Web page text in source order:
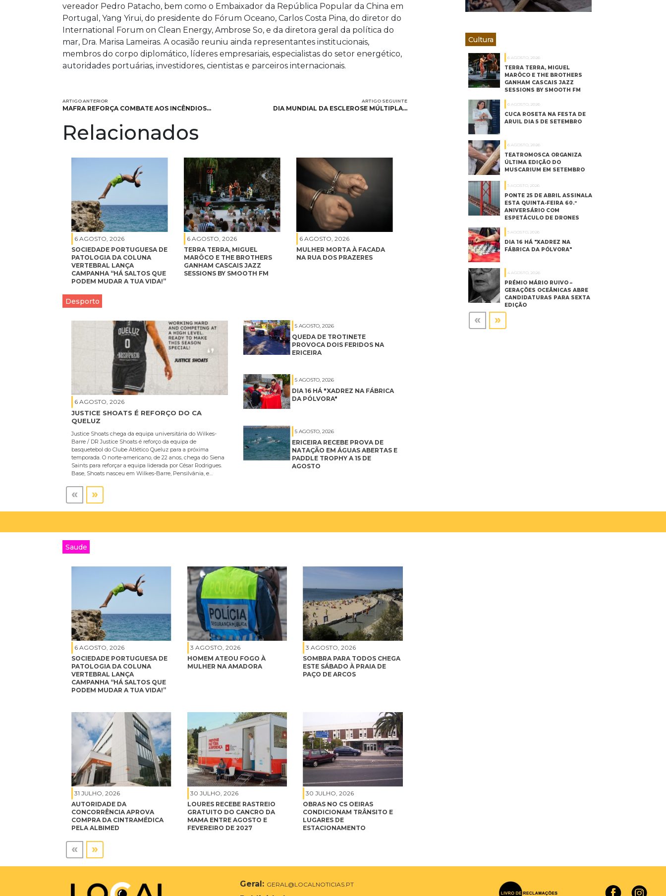
vereador Pedro Patacho, bem como o Embaixador da República Popular da China em
Portugal, Yang Yirui, do presidente do Fórum Oceano, Carlos Costa Pina, do diretor do
International Forum on Clean Energy, Ambrose So, e da diretora geral da política do
mar, Dra. Marisa Lameiras. A ocasião reuniu ainda representantes institucionais,
membros do corpo diplomático, líderes empresariais, especialistas do setor energético,
autoridades portuárias, investidores, cientistas e parceiros internacionais.
ARTIGO ANTERIOR
MAFRA REFORÇA COMBATE AOS INCÊNDIOS…
ARTIGO SEGUINTE
DIA MUNDIAL DA ESCLEROSE MÚLTIPLA…
Relacionados
6 AGOSTO, 2026
SOCIEDADE PORTUGUESA DE
PATOLOGIA DA COLUNA
VERTEBRAL LANÇA
CAMPANHA “HÁ SALTOS QUE
PODEM MUDAR A TUA VIDA!”
6 AGOSTO, 2026
TERRA TERRA, MIGUEL
MARÔCO E THE BROTHERS
GANHAM CASCAIS JAZZ
SESSIONS BY SMOOTH FM
6 AGOSTO, 2026
MULHER MORTA À FACADA
NA RUA DOS PRAZERES
Desporto
6 AGOSTO, 2026
JUSTICE SHOATS É REFORÇO DO CA
QUELUZ
Justice Shoats chega da equipa universitária do Wilkes-
Barre / DR Justice Shoats é reforço da equipa de
basquetebol do Clube Atlético Queluz para a próxima
temporada. O norte-americano, de 22 anos, chega do Siena
Saints para reforçar a equipa liderada por César Rodrigues.
Base, Shoats nasceu em Wilkes-Barre, Pensilvânia, e…
5 AGOSTO, 2026
QUEDA DE TROTINETE
PROVOCA DOIS FERIDOS NA
ERICEIRA
5 AGOSTO, 2026
DIA 16 HÁ "XADREZ NA FÁBRICA
DA PÓLVORA"
5 AGOSTO, 2026
ERICEIRA RECEBE PROVA DE
NATAÇÃO EM ÁGUAS ABERTAS E
PADDLE TROPHY A 15 DE
AGOSTO
« »
Cultura
6 AGOSTO, 2026
TERRA TERRA, MIGUEL
MARÔCO E THE BROTHERS
GANHAM CASCAIS JAZZ
SESSIONS BY SMOOTH FM
6 AGOSTO, 2026
CUCA ROSETA NA FESTA DE
ARUIL DIA 5 DE SETEMBRO
6 AGOSTO, 2026
TEATROMOSCA ORGANIZA
ÚLTIMA EDIÇÃO DO
MUSCARIUM EM SETEMBRO
5 AGOSTO, 2026
PONTE 25 DE ABRIL ASSINALA
ESTA QUINTA-FEIRA 60.º
ANIVERSÁRIO COM
ESPETÁCULO DE DRONES
5 AGOSTO, 2026
DIA 16 HÁ "XADREZ NA
FÁBRICA DA PÓLVORA"
4 AGOSTO, 2026
PRÉMIO MÁRIO RUIVO –
GERAÇÕES OCEÂNICAS ABRE
CANDIDATURAS PARA SEXTA
EDIÇÃO
« »
Saude
6 AGOSTO, 2026
SOCIEDADE PORTUGUESA DE
PATOLOGIA DA COLUNA
VERTEBRAL LANÇA
CAMPANHA “HÁ SALTOS QUE
PODEM MUDAR A TUA VIDA!”
3 AGOSTO, 2026
HOMEM ATEOU FOGO À
MULHER NA AMADORA
3 AGOSTO, 2026
SOMBRA PARA TODOS CHEGA
ESTE SÁBADO À PRAIA DE
PAÇO DE ARCOS
31 JULHO, 2026
AUTORIDADE DA
CONCORRÊNCIA APROVA
COMPRA DA CINTRAMÉDICA
PELA ALBIMED
30 JULHO, 2026
LOURES RECEBE RASTREIO
GRATUITO DO CANCRO DA
MAMA ENTRE AGOSTO E
FEVEREIRO DE 2027
30 JULHO, 2026
OBRAS NO CS OEIRAS
CONDICIONAM TRÂNSITO E
LUGARES DE
ESTACIONAMENTO
« »
Geral: GERAL@LOCALNOTICIAS.PT